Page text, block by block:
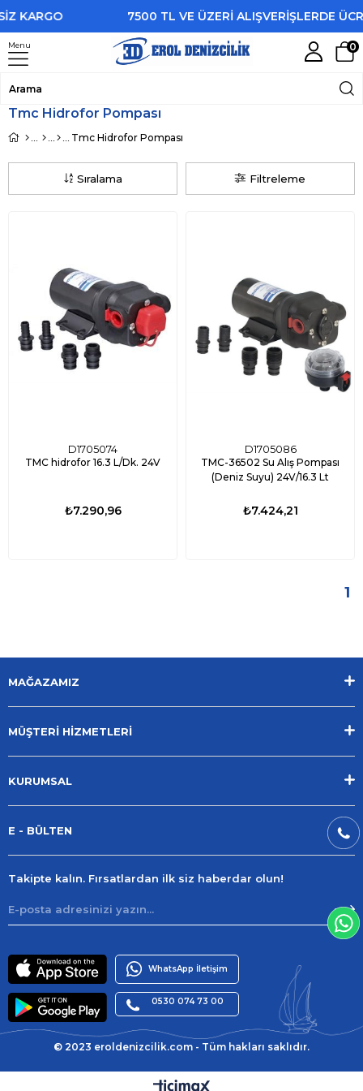
KARGO 7500 TL VE ÜZERİ ALIŞVERİŞLERDE
Menu 0
Tmc Hidrofor Pompası
Tmc Hidrofor Pompası
Filtreleme
Sıralama
D1705074
TMC hidrofor 16.3 L/Dk. 24V
₺7.290,96
D1705086
TMC-36502 Su Alış Pompası
(Deniz Suyu) 24V/16.3 Lt
₺7.424,21
1
MAĞAZAMIZ
MÜŞTERİ HİZMETLERİ
KURUMSAL
E - BÜLTEN
Takipte kalın. Fırsatlardan ilk siz haberdar olun!
WhatsApp İletişim
0530 074 73 00
© 2023 eroldenizcilik.com - Tüm hakları saklıdır.